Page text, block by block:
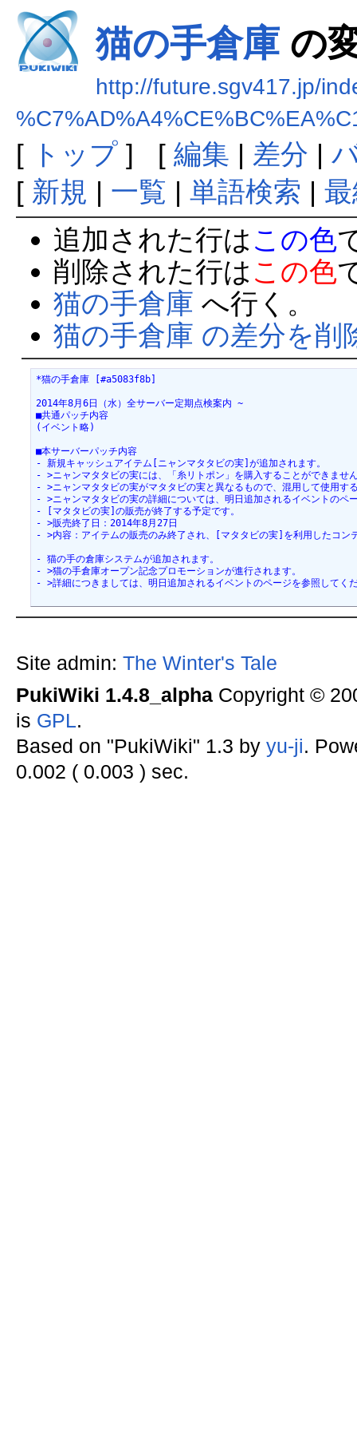
猫の手倉庫の
http://future.sgv417.jp/
[ トップ] [ 編集 | 差分 |
[ 新規 | 一覧 | 単語検索 |
追加された行は この色
削除された行は この色
猫の手倉庫 へ行く。
猫の手倉庫 の差分を削
*猫の手倉庫 [#a5083f8b]
2014年8月6日（水）全サーバー定期点検案内 ~
■共通パッチ内容
(イベント略)
■本サーバーパッチ内容
- 新規キャッシュアイテム[ニャンマタタビの実]が追加されます。
- >ニャンマタタビの実には、「糸リトポン」を購入することができませ
- >ニャンマタタビの実がマタタビの実と異なるもので、混用して使用す
- >ニャンマタタビの実の詳細については、明日追加されるイベントのペ
- [マタタビの実]の販売が終了する予定です。
- >販売終了日：2014年8月27日
- >内容：アイテムの販売のみ終了され、[マタタビの実]を利用したコン
- 猫の手の倉庫システムが追加されます。
- >猫の手倉庫オープン記念プロモーションが進行されます。
- >詳細につきましては、明日追加されるイベントのページを参照してく
Site admin: The Winter's Tale
PukiWiki 1.4.8_alphaCopyright ©
is GPL.
Based on "PukiWiki" 1.3 by yu-ji.
0.002 ( 0.003 ) sec.